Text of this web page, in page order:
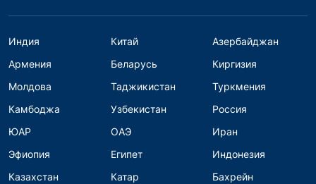
Индия Китай
Азербайджан
Армения
Беларусь
Киргизия
Молдова
Таджикистан
Туркмения
Камбоджа
Узбекистан
Россия
ЮАР
ОАЭ
Иран
Эфиопия
Египет
Индонезия
Казахстан
Катар
Бахрейн